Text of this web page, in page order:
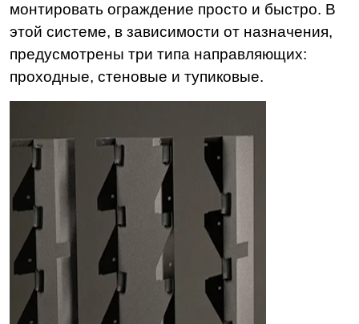
монтировать ограждение просто и быстро. В
этой системе, в зависимости от назначения,
предусмотрены три типа направляющих:
проходные, стеновые и тупиковые.